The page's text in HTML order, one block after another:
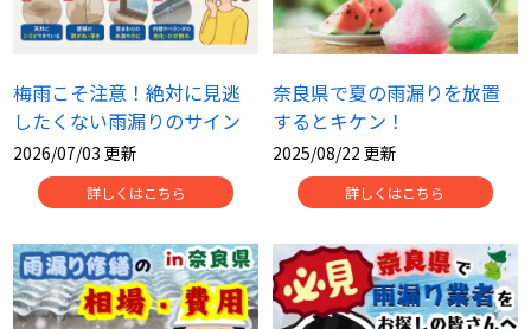
雨漏りについて 雨漏りの施工実績
ヨネヤがお客様から選ばれる10の
理由
リフォームローン
工場倉庫改修 アパート・マンション修繕
梅雨こそ注意！絶対に見逃
したくない雨漏りのサイン
2026/07/03 更新
詳しくはこちら
奈良県で夏の雨漏りを放置
するとキケン！
2025/08/22 更新
詳しくはこちら